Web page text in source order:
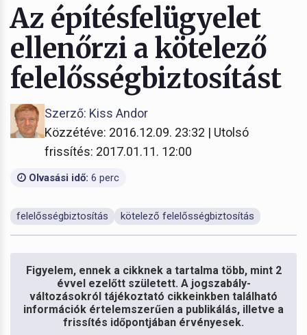
Az építésfelügyelet
ellenőrzi a kötelező
felelősségbiztosítást
Szerző: Kiss Andor
Közzétéve: 2016.12.09. 23:32 | Utolsó
frissítés: 2017.01.11. 12:00
Olvasási idő: 6 perc
felelősségbiztosítás kötelező felelősségbiztosítás
Figyelem, ennek a cikknek a tartalma több, mint 2
évvel ezelőtt született. A jogszabály-
változásokról tájékoztató cikkeinkben található
információk értelemszerűen a publikálás, illetve a
frissítés időpontjában érvényesek.